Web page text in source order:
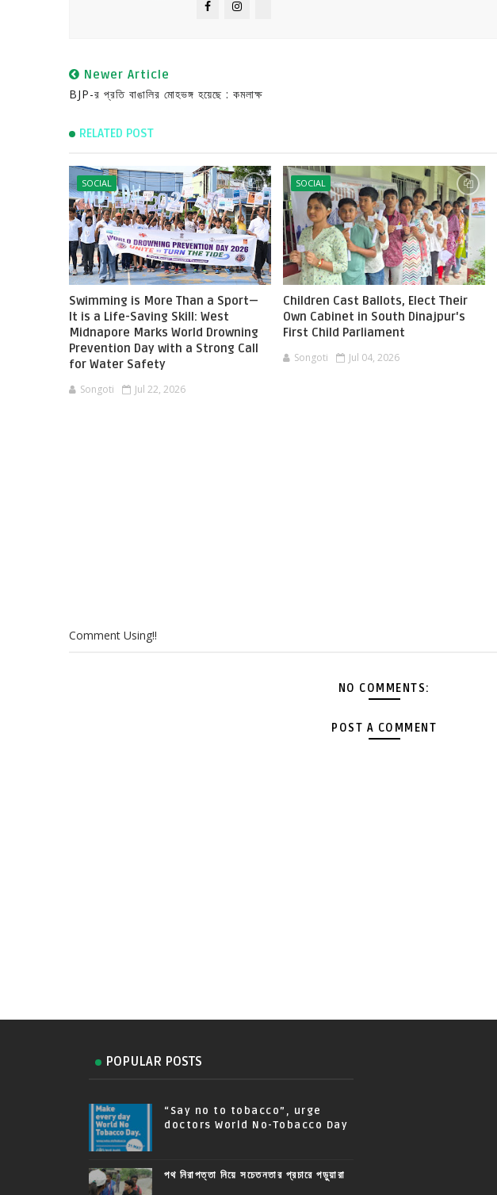
Newer Article
BJP-র প্রতি বাঙালির মোহভঙ্গ হয়েছে : কমলাক্ষ
RELATED POST
SOCIAL
Swimming is More Than a Sport—
It is a Life-Saving Skill: West
Midnapore Marks World Drowning
Prevention Day with a Strong Call
for Water Safety
Songoti Jul 22, 2026
SOCIAL
Children Cast Ballots, Elect Their
Own Cabinet in South Dinajpur's
First Child Parliament
Songoti Jul 04, 2026
Comment Using!!
NO COMMENTS:
POST A COMMENT
POPULAR POSTS
“Say no to tobacco”, urge
doctors World No-Tobacco Day
পথ নিরাপত্তা নিয়ে সচেতনতার প্রচারে পড়ুয়ারা